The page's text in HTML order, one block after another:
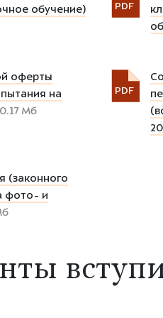
обучение)
PDF
оферты
на
0.17 Мб
PDF
(законного
фото- и